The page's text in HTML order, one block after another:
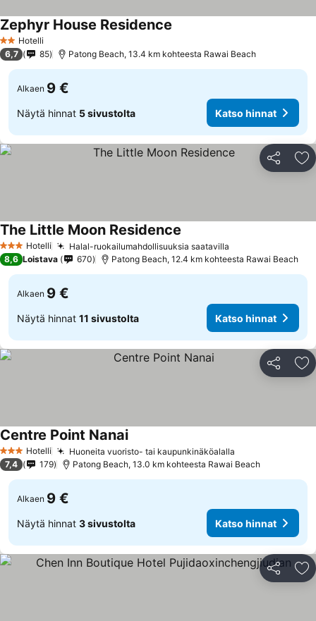
2 Tähtiluokitus
Hotelli
Zephyr House Residence
6,7 85 Patong Beach, 13.4 km kohteesta Rawai Beach
Alkaen 9 €
Näytä hinnat 5 sivustolta Katso hinnat
Jaa
3 Tähtiluokitus
Hotelli Halal-ruokailumahdollisuuksia saatavilla
The Little Moon Residence
8,6 Loistava 670 Patong Beach, 12.4 km kohteesta Rawai Beach
Alkaen 9 €
Näytä hinnat 11 sivustolta Katso hinnat
Jaa
3 Tähtiluokitus
Hotelli Huoneita vuoristo- tai kaupunkinäköalalla
Centre Point Nanai
7,4 179 Patong Beach, 13.0 km kohteesta Rawai Beach
Alkaen 9 €
Näytä hinnat 3 sivustolta Katso hinnat
Jaa